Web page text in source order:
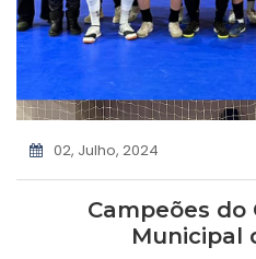
02, Julho, 2024
Campeões
Municipal